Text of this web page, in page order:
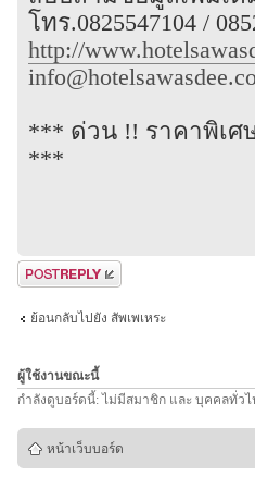
โทร.0825547104 /
http://
*** ด่วน !! ราคาพิเศ
***
ตอบกระทู้
ย้อนกลับไปยัง สัพเพเหระ
ผู้ใช้งานขณะนี้
กำลังดูบอร์ดนี้: ไม่มีสมาชิก และ บุคคลทั่วไ
หน้าเว็บบอร์ด